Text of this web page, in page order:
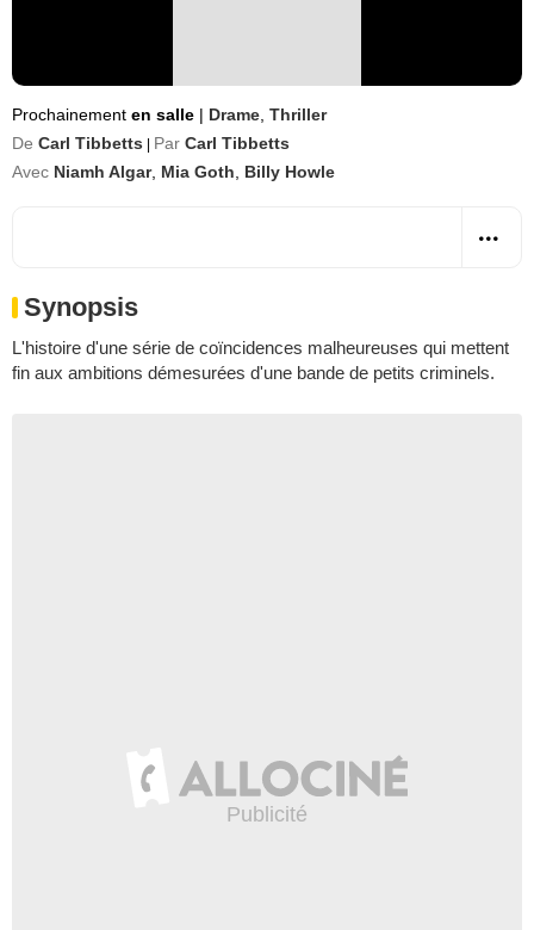
Prochainement en salle | Drame Thriller
De Carl Tibbetts Par Carl Tibbetts
Avec Niamh Algar, Mia Goth Billy Howle
Synopsis
L'histoire d'une série de coïncidences malheureuses qui mettent
fin aux ambitions démesurées d'une bande de petits criminels.